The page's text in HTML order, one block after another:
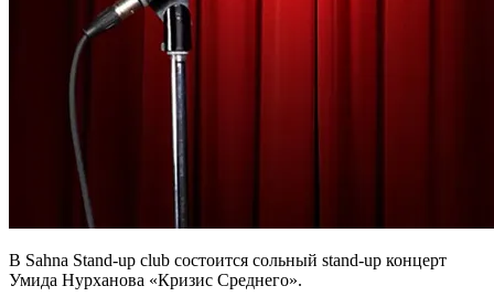
В Sahna Stand-up club состоится сольный stand-up концерт
Умида Нурханова «Кризис Среднего».